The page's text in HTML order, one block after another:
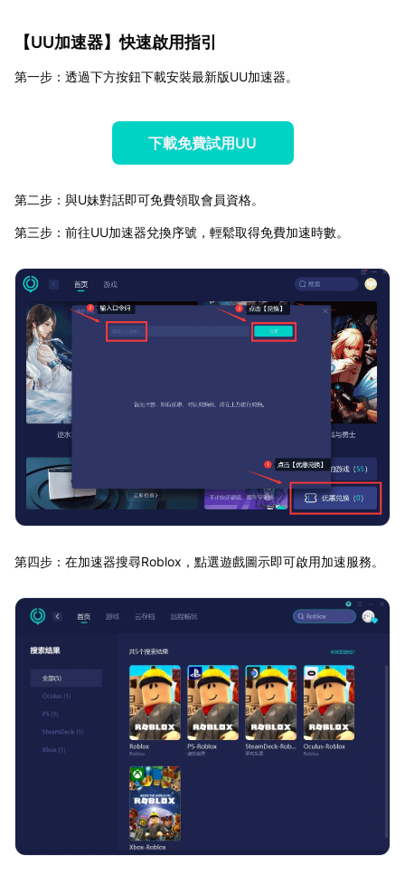
【UU加速器】快速啟用指引
第一步：透過下方按鈕下載安裝最新版UU加速器。
下載免費試用UU
第二步：與U妹對話即可免費領取會員資格。
第三步：前往UU加速器兌換序號，輕鬆取得免費加速時數。
第四步：在加速器搜尋Roblox，點選遊戲圖示即可啟用加速服務。